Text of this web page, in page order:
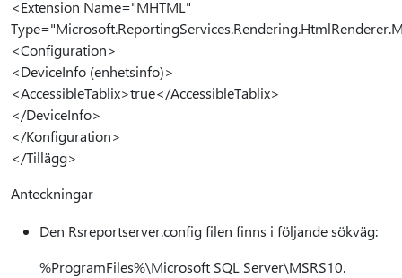
<Extension Name="MHTML"
<Configuration>
<DeviceInfo (enhetsinfo)>
<AccessibleTablix>true</AccessibleTablix>
</DeviceInfo>
</Konfiguration>
</Tillägg>
Anteckningar
Den Rsreportserver.config filen finns i följande sökväg:
%ProgramFiles%\Microsoft SQL Server\MSRS10.